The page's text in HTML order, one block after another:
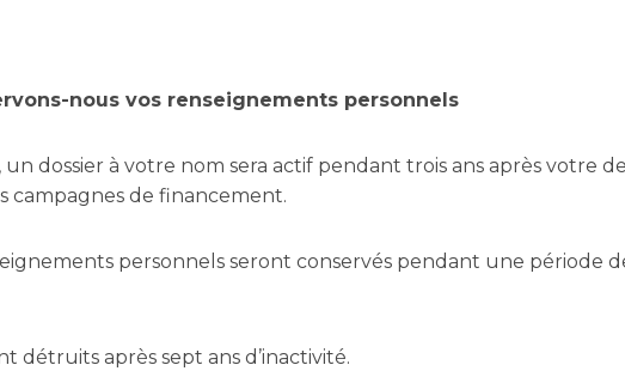
nous vos renseignements personnels
un dossier à votre nom sera actif pendant trois ans après
campagnes de financement.
personnels seront conservés pendant une période
détruits après sept ans d’inactivité.